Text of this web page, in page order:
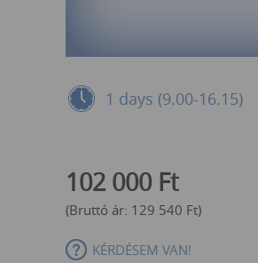
1 days (9.00-16.15)
102 000 Ft
(Bruttó ár: 129 540 Ft)
KÉRDÉSEM VAN!